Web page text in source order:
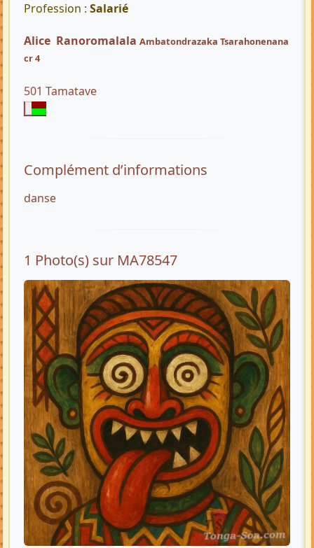
Profession : Salarié
Alice Ranoromalala Ambatondrazaka Tsarahonenana
cr 4
501 Tamatave
Complément d’informations
danse
1 Photo(s) sur MA78547